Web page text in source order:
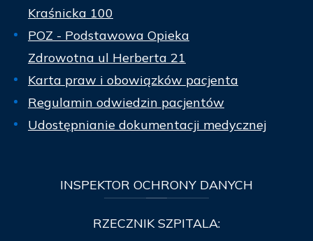
Kraśnicka 100
POZ - Podstawowa Opieka
Zdrowotna ul Herberta 21
Karta praw i obowiązków pacjenta
Regulamin odwiedzin pacjentów
Udostępnianie dokumentacji medycznej
INSPEKTOR OCHRONY DANYCH
RZECZNIK SZPITALA: